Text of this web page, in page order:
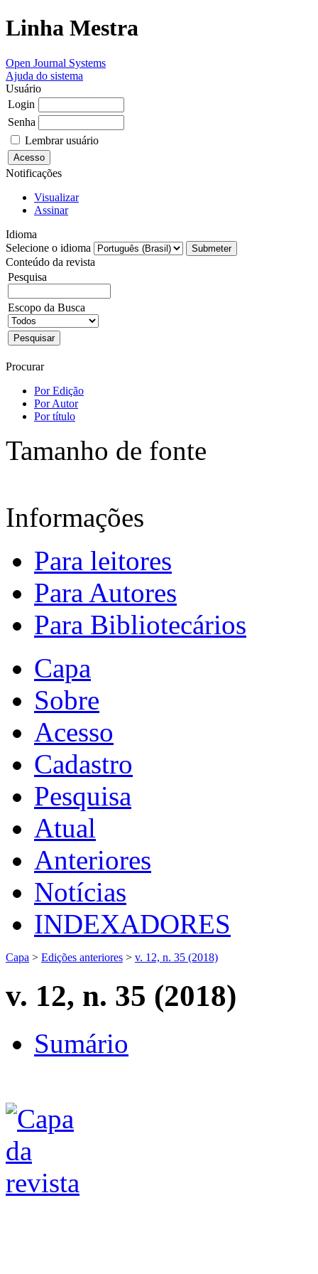
Linha Mestra
Open Journal Systems
Ajuda do sistema
Usuário
Login
Senha
Lembrar usuário
Notificações
Visualizar
Assinar
Idioma
Selecione o idioma
Conteúdo da revista
Pesquisa
Escopo da Busca
Procurar
Por Edição
Por Autor
Por título
Tamanho de fonte
Informações
Para leitores
Para Autores
Para Bibliotecários
Capa
Sobre
Acesso
Cadastro
Pesquisa
Atual
Anteriores
Notícias
INDEXADORES
Capa > Edições anteriores > v. 12, n. 35 (2018)
v. 12, n. 35 (2018)
Sumário